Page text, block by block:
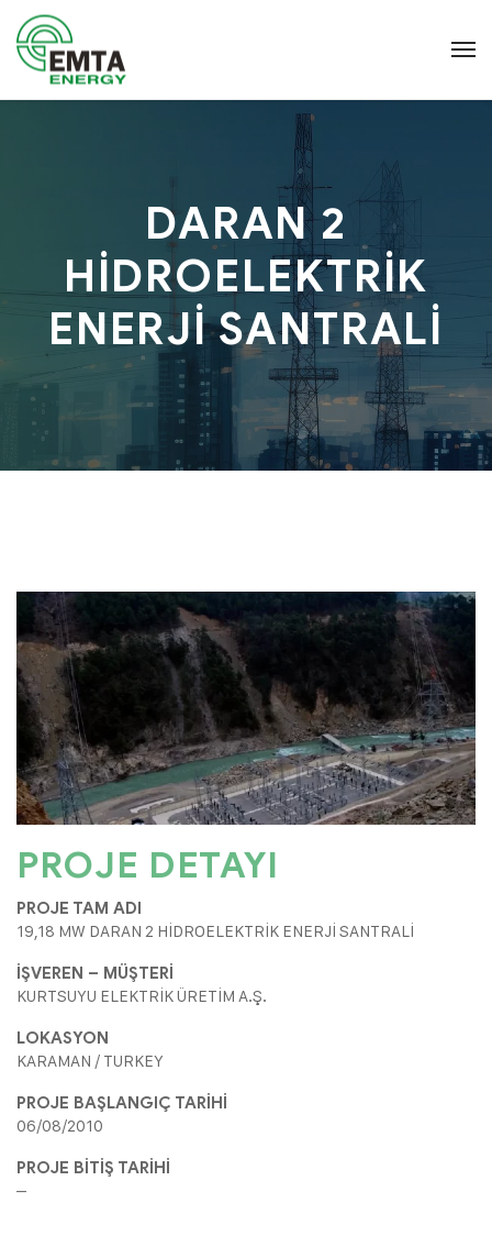
DARAN 2
HİDROELEKTRİK
ENERJİ SANTRALİ
PROJE DETAYI
PROJE TAM ADI
19,18 MW DARAN 2 HİDROELEKTRİK ENERJİ SANTRALİ
İŞVEREN – MÜŞTERİ
KURTSUYU ELEKTRİK ÜRETİM A.Ş.
LOKASYON
KARAMAN / TURKEY
PROJE BAŞLANGIÇ TARİHİ
06/08/2010
PROJE BİTİŞ TARİHİ
–